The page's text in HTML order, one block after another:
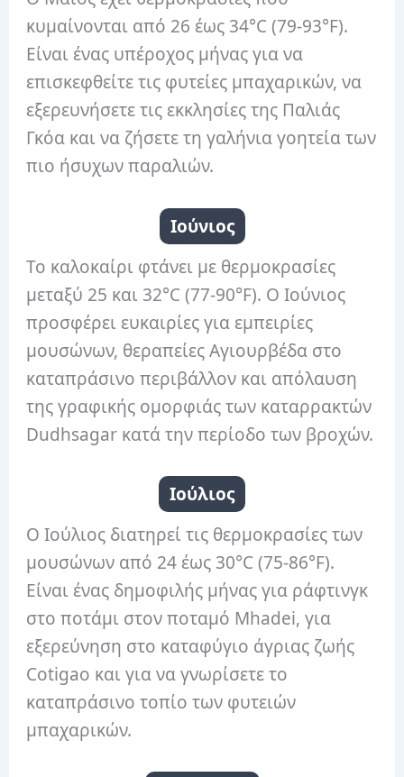
κυμαίνονται από 26 έως 34°C (79-93°F).
Είναι ένας υπέροχος μήνας για να
επισκεφθείτε τις φυτείες μπαχαρικών, να
εξερευνήσετε τις εκκλησίες της Παλιάς
Γκόα και να ζήσετε τη γαλήνια γοητεία των
πιο ήσυχων παραλιών.
Ιούνιος
Το καλοκαίρι φτάνει με θερμοκρασίες
μεταξύ 25 και 32°C (77-90°F). Ο Ιούνιος
προσφέρει ευκαιρίες για εμπειρίες
μουσώνων, θεραπείες Αγιουρβέδα στο
καταπράσινο περιβάλλον και απόλαυση
της γραφικής ομορφιάς των καταρρακτών
Dudhsagar κατά την περίοδο των βροχών.
Ιούλιος
Ο Ιούλιος διατηρεί τις θερμοκρασίες των
μουσώνων από 24 έως 30°C (75-86°F).
Είναι ένας δημοφιλής μήνας για ράφτινγκ
στο ποτάμι στον ποταμό Mhadei, για
εξερεύνηση στο καταφύγιο άγριας ζωής
Cotigao και για να γνωρίσετε το
καταπράσινο τοπίο των φυτειών
μπαχαρικών.